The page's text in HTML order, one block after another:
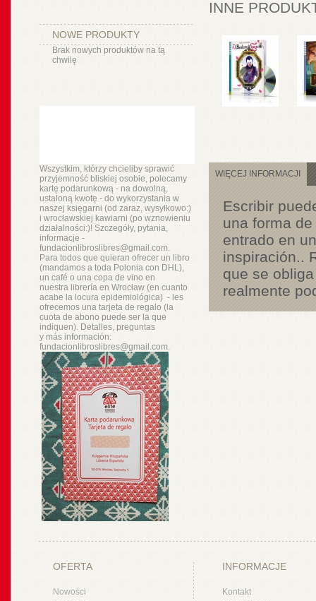
NOWE PRODUKTY
Brak nowych produktów na tą
chwilę
Wszystkim, którzy chcieliby sprawić
przyjemność bliskiej osobie, polecamy
kartę podarunkową - na dowolną,
ustaloną kwotę - do wykorzystania w
naszej księgarni (od zaraz, wysyłkowo:)
i wrocławskiej kawiarni (po wznowieniu
działalności:)! Szczegóły, pytania,
informacje -
fundacionlibroslibres@gmail.com.
Para todos que quieran ofrecer un libro
(mandamos a toda Polonia con DHL),
un café o una copa de vino en
nuestra libreríaen Wrocław (en cuanto
acabe la locura epidemiológica) - les
ofrecemos una tarjeta de regalo (la
cuota de abono puede ser la que
indiquen). Detalles, preguntas
y másinformación:
fundacionlibroslibres@gmail.com.
INNE
WIĘCEJ INFORMACJI
Escribir
una forma
entrado en
inspiración..
que se
realmente
OFERTA
Nowości
INFORMACJE
Kontakt